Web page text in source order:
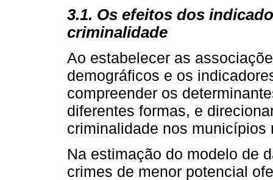
3.1. Os efeitos dos
criminalidade
Ao estabelecer as
demográficos e os
compreender os
diferentes formas, e
criminalidade nos municípios
Na estimação do modelo de
crimes de menor potencial